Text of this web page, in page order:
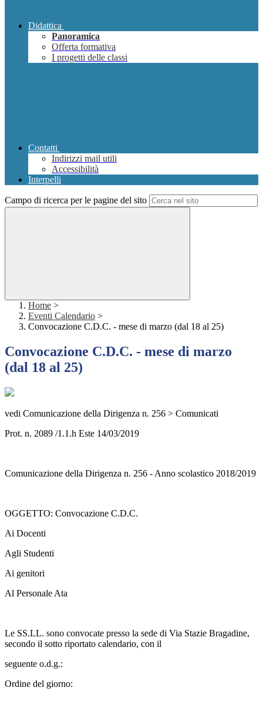
Didattica
Panoramica
Offerta formativa
I progetti delle classi
Contatti
Indirizzi mail utili
Accessibilità
Interpelli
Campo di ricerca per le pagine del sito
Home >
Eventi Calendario >
Convocazione C.D.C. - mese di marzo (dal 18 al 25)
Convocazione C.D.C. - mese di marzo
(dal 18 al 25)
vedi Comunicazione della Dirigenza n. 256 > Comunicati
Prot. n. 2089 /1.1.h Este 14/03/2019
Comunicazione della Dirigenza n. 256 - Anno scolastico 2018/2019
OGGETTO: Convocazione C.D.C.
Ai Docenti
Agli Studenti
Ai genitori
Al Personale Ata
Le SS.LL. sono convocate presso la sede di Via Stazie Bragadine,
secondo il sotto riportato calendario, con il
seguente o.d.g.:
Ordine del giorno: